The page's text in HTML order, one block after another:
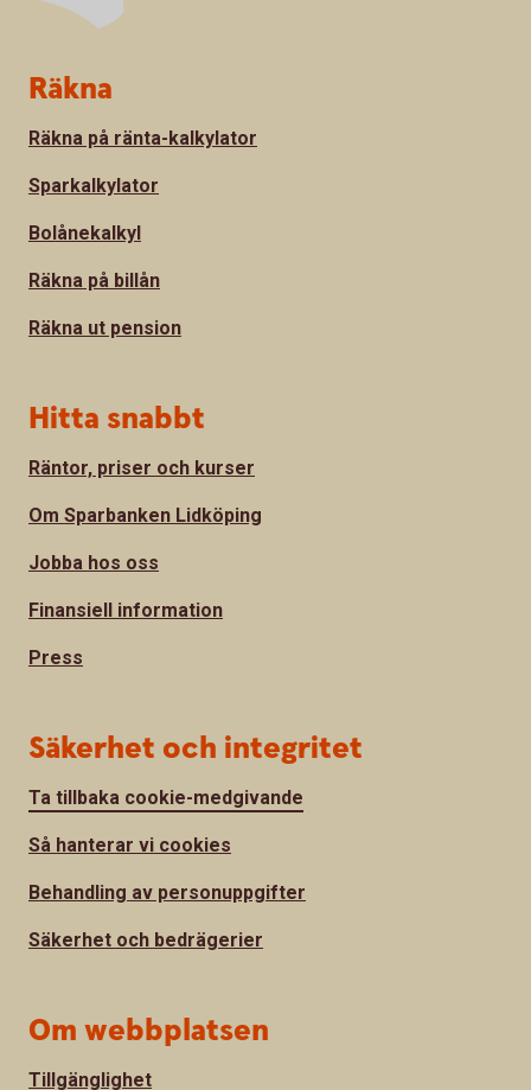
Sidfot
Räkna
Räkna på ränta-kalkylator
Sparkalkylator
Bolånekalkyl
Räkna på billån
Räkna ut pension
Hitta snabbt
Räntor, priser och kurser
Om Sparbanken Lidköping
Jobba hos oss
Finansiell information
Press
Säkerhet och integritet
Ta tillbaka cookie-medgivande
Så hanterar vi cookies
Behandling av personuppgifter
Säkerhet och bedrägerier
Om webbplatsen
Tillgänglighet